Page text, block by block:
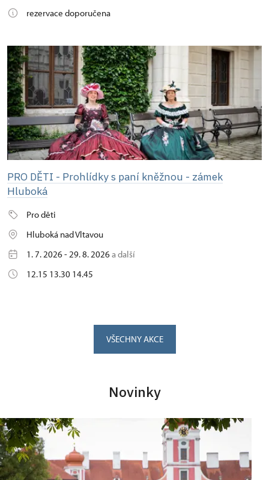
rezervace doporučena
PRO DĚTI - Prohlídky s paní kněžnou - zámek
Hluboká
Pro děti
Hluboká nad Vltavou
1. 7. 2026 - 29. 8. 2026a další
12.15 13.30 14.45
VŠECHNY AKCE
Novinky